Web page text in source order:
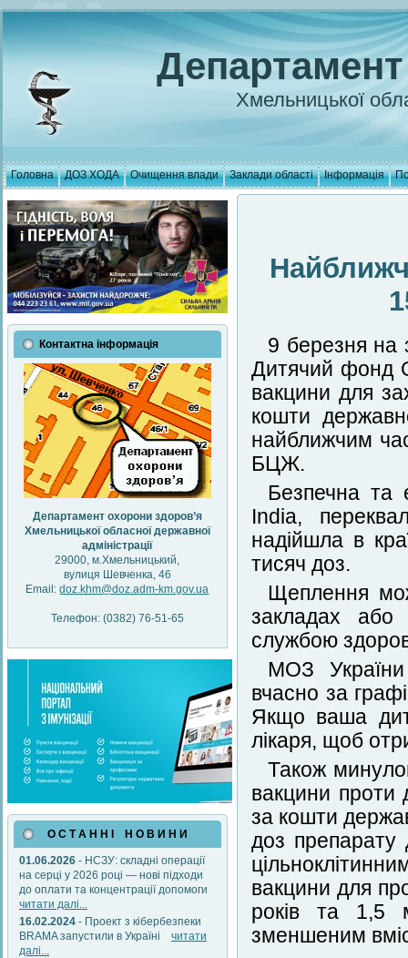
Хмельницької
Головна ДОЗ ХОДА Очищення влади Заклади області Інформація
Контактна інформація
Департамент охорони здоров’я
Хмельницької обласної державної
адміністрації
29000, м.Хмельницький,
вулиця Шевченка, 46
Email:doz.khm@doz.adm-km.gov.ua
Телефон: (0382) 76-51-65
О С Т А Н Н І Н О В И Н И
01.06.2026 - НСЗУ: складні операції
на серці у 2026 році — нові підходи
до оплати та концентрації допомоги
читати далі...
16.02.2024 - Проект з кібербезпеки
BRAMA запустили в Україні читати
далі...
9 березня на
Дитячий фонд
вакцини для
кошти
найближчим
БЦЖ.
Безпечна та
India,
надійшла в
тисяч доз.
Щеплення
закладах або
службою
МОЗ
вчасно за
Якщо ваша
лікаря, щоб
Також
вакцини проти
за кошти
доз препарату
вакцини для
років та 1,5
зменшеним